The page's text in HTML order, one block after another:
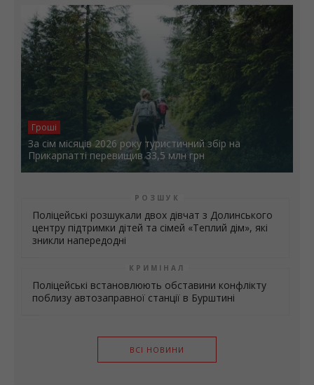
Гроші
За сім місяців 2026 року туристичний збір на
Прикарпатті перевищив 33,5 млн грн
РОЗШУК
Поліцейські розшукали двох дівчат з Долинського
центру підтримки дітей та сімей «Теплий дім», які
зникли напередодні
КРИМІНАЛ
Поліцейські встановлюють обставини конфлікту
поблизу автозаправної станції в Бурштині
ВСІ НОВИНИ